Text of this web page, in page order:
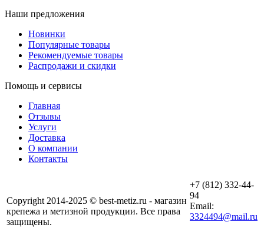
Наши предложения
Новинки
Популярные товары
Рекомендуемые товары
Распродажи и скидки
Помощь и сервисы
Главная
Отзывы
Услуги
Доставка
О компании
Контакты
Copyright 2014-2025 © best-metiz.ru - магазин
крепежа и метизной продукции. Все права
защищены.
+7 (812) 332-44-
94
Email:
3324494@mail.ru